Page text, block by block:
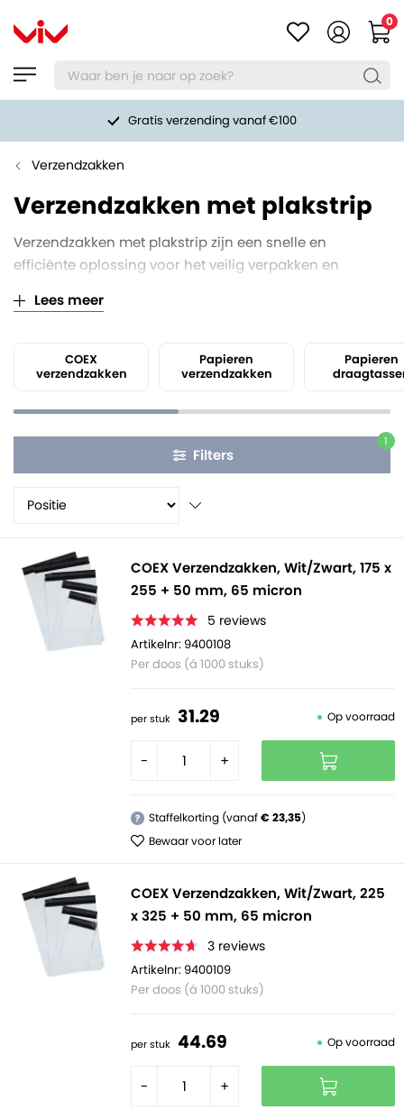
0
Gratis verzending vanaf €100
Verzendzakken
Verzendzakken met plakstrip
Verzendzakken met plakstrip zijn een snelle en
efficiënte oplossing voor het veilig verpakken en
sluit je de zak stevig af zonder extra tape of
een professionele en betrouwbare verpakking willen
bieden.
Lees meer
COEX
verzendzakken
Papieren
verzendzakken
Papieren
Filters
1
COEX Verzendzakken, Wit/Zwart, 175 x
255 + 50 mm, 65 micron
5 reviews
Artikelnr: 9400108
Per doos (á 1000 stuks)
per stuk 31.29 Op voorraad
- +
? Staffelkorting (vanaf€ 23,35)
Bewaar voor later
COEX Verzendzakken, Wit/Zwart, 225
x 325 + 50 mm, 65 micron
3 reviews
Artikelnr: 9400109
Per doos (á 1000 stuks)
per stuk 44.69 Op voorraad
- +